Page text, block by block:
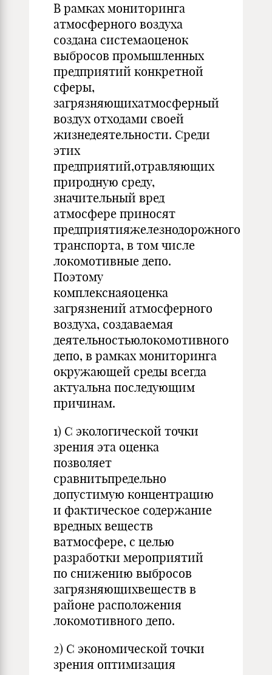
В рамках мониторинга
атмосферного воздуха
создана системаоценок
выбросов промышленных
предприятий конкретной
сферы,
загрязняющихатмосферный
воздух отходами своей
жизнедеятельности. Среди
этих
предприятий,отравляющих
природную среду,
значительный вред
атмосфере приносят
предприятияжелезнодорожного
транспорта, в том числе
локомотивные депо.
Поэтому
комплекснаяоценка
загрязнений атмосферного
воздуха, создаваемая
деятельностьюлокомотивного
депо, в рамках мониторинга
окружающей среды всегда
актуальна последующим
причинам.
1) С экологической точки
зрения эта оценка
позволяет
сравнитьпредельно
допустимую концентрацию
и фактическое содержание
вредных веществ
ватмосфере, с целью
разработки мероприятий
по снижению выбросов
загрязняющихвеществ в
районе расположения
локомотивного депо.
2) С экономической точки
зрения оптимизация